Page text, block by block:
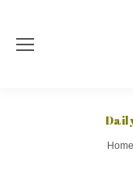
Home